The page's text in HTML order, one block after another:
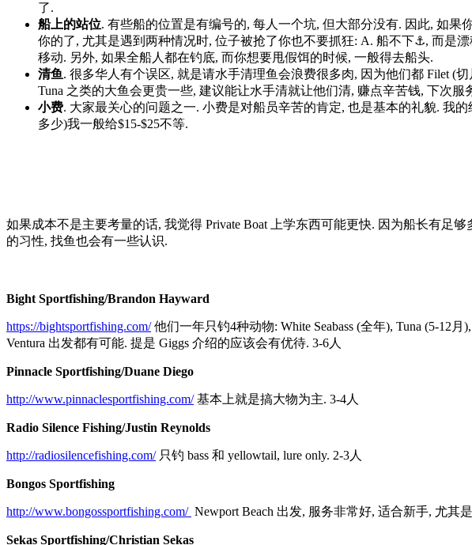
了.
船上的站位. 有些船的位置是有编号的, 每人一个坑, 但大部分没有. 因此, 如
你的了, 尤其是遇到两种情况时, 位子被抢了你也不要抓狂: A. 船不下⚓️, 而是
移动. 另外, 如果全船人都在钓底, 而你想要甩假饵的时候, 一般得去船头.
清鱼. 很多华人有个误区, 就是请水手清理鱼会浪费很多肉, 因为他们都 Filet (
Tuna 之类的大鱼会更贵一些, 建议能让水手清就让他们清, 赚点辛苦钱, 下次服
小费. 大家最关心的问题之一. 小费是对船员辛苦的肯定, 也是基本的礼貌. 我
多少)我一般给$15-$25不等.
如果成本不是主要考量的话, 我觉得 Private Boat 上学东西可能更快. 因为船长有足
的习性, 找鱼也会有一些认识.
Bight Sportfishing/Brandon Hayward
https://bightsportfishing.com/他们一年只钓4种动物: White Seabass (全年), Tuna (5-12
Ventura 出发都有可能. 提是 Giggs 介绍的应该会有优待. 3-6人
Pinnacle Sportfishing/Duane Diego
http://www.pinnaclesportfishing.com/基本上就是搞大物为主. 3-4人
Radio Silence Fishing/Justin Reynolds
http://radiosilencefishing.com/只钓 bass 和 yellowtail, lure only. 2-3人
Bongos Sportfishing
http://www.bongossportfishing.com/ Newport Beach 出发, 服务非常好, 适合新手, 尤其
Sekas Sportfishing/Christian Sekas